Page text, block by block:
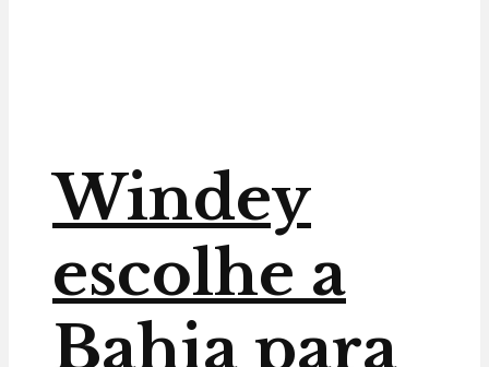
Windey
escolhe a
Bahia para